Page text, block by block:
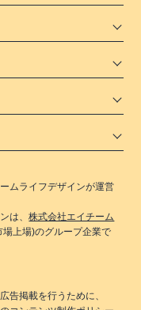
ムライフデザインが運営
は、株式会社エイチーム
場上場)のグループ企業で
告掲載を行うために、